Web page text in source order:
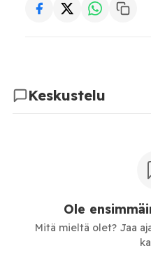
Keskustelu
Ole
Mitä mieltä olet? Jaa